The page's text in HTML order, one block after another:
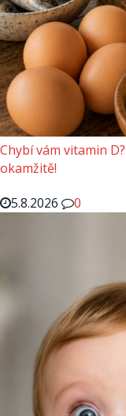
Chybí vám vitamin
okamžitě!
5.8.2026
0